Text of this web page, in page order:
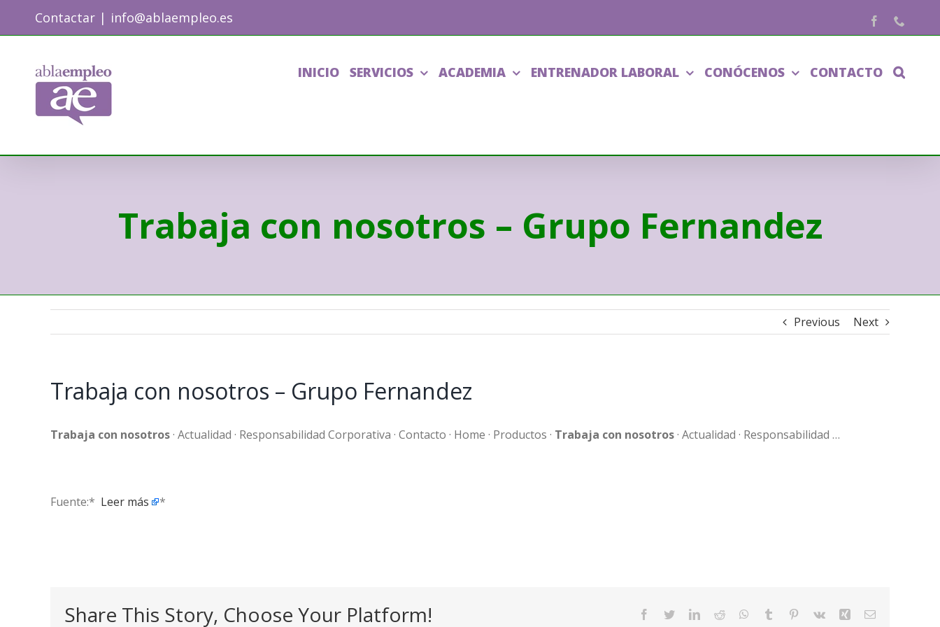
Contactar | info@ablaempleo.es Facebook
INICIO SERVICIOS ACADEMIA ENTRENADOR LABORAL CONÓCENOS CONTACTO
Trabaja con nosotros – Grupo Fernandez
Previous Next
Trabaja con nosotros – Grupo Fernandez
Trabaja con nosotros· Actualidad · Responsabilidad Corporativa · Contacto · Home · Productos · Trabaja con nosotros· Actualidad · Responsabilidad …
Fuente:* ​ Leer más *
Share This Story, Choose Your Platform! Facebook
TwitterLinkedIn
Reddit WhatsApp
Tumblr Pinterest
Vk Xing Email